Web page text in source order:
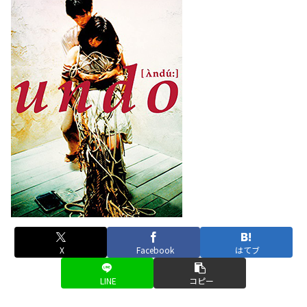
X Facebook はてブ
LINE コピー